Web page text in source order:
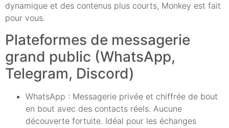
dynamique et des contenus plus courts, Monkey est fait
pour vous.
Plateformes de messagerie
grand public (WhatsApp,
Telegram, Discord)
WhatsApp : Messagerie privée et chiffrée de bout
en bout avec des contacts réels. Aucune
découverte fortuite. Idéal pour les échanges